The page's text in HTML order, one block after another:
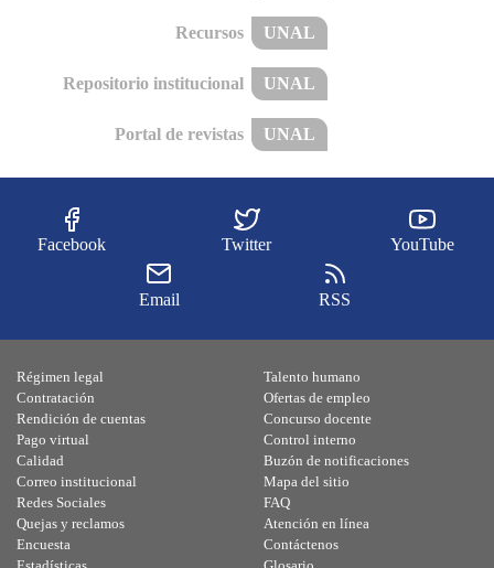
Recursos UNAL
Repositorio institucional UNAL
Portal de revistas UNAL
Facebook Twitter YouTube
Email RSS
Régimen legal
Contratación
Rendición de cuentas
Pago virtual
Calidad
Talento humano
Ofertas de empleo
Concurso docente
Control interno
Buzón de notificaciones
Correo institucional
Redes Sociales
Quejas y reclamos
Encuesta
Mapa del sitio
FAQ
Atención en línea
Contáctenos